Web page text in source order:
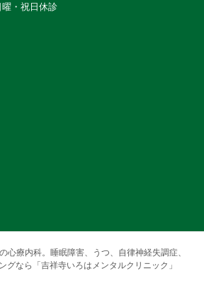
・祝日休診
心療内科。睡眠障害、うつ、自律神経失調症、
グなら「吉祥寺いろはメンタルクリニック」